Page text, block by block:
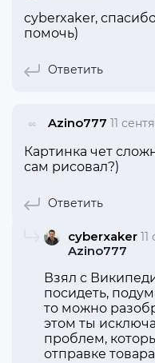
cyberxaker,
помочь)
Ответить
Azino777 11
Картинка чет
сам рисовал?)
Ответить
cyberxaker
Azino777
Взял с
посидеть,
то можно
этом ты
проблем,
отправке